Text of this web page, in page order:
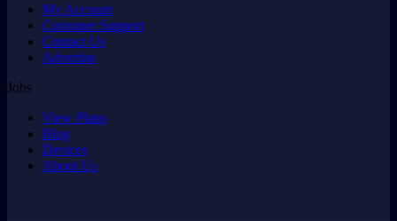
My Account
Customer Support
Contact Us
Advertise
Jobs
View Plans
Blog
Devices
About Us